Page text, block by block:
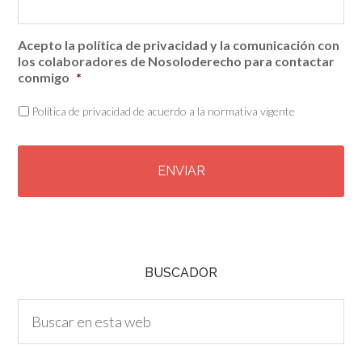
Acepto la política de privacidad y la comunicación con
los colaboradores de Nosoloderecho para contactar
conmigo *
Política de privacidad de acuerdo a la normativa vigente
BUSCADOR